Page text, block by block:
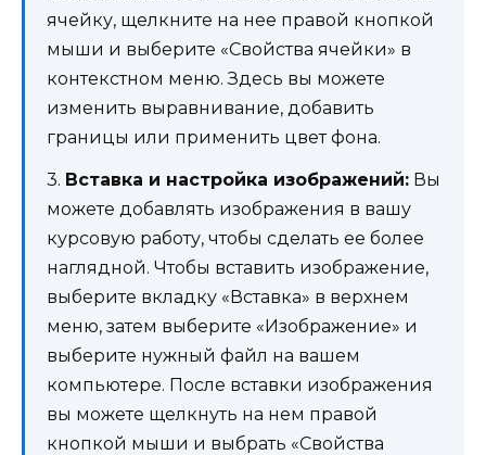
ячейку, щелкните на нее правой кнопкой
мыши и выберите «Свойства ячейки» в
контекстном меню. Здесь вы можете
изменить выравнивание, добавить
границы или применить цвет фона.
3. Вставка и настройка изображений: Вы
можете добавлять изображения в вашу
курсовую работу, чтобы сделать ее более
наглядной. Чтобы вставить изображение,
выберите вкладку «Вставка» в верхнем
меню, затем выберите «Изображение» и
выберите нужный файл на вашем
компьютере. После вставки изображения
вы можете щелкнуть на нем правой
кнопкой мыши и выбрать «Свойства